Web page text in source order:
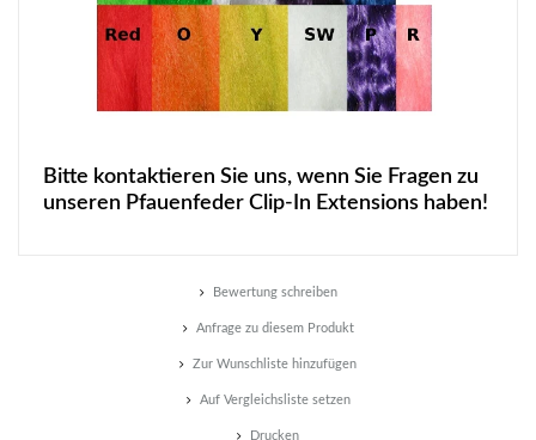
Bitte kontaktieren Sie uns, wenn Sie Fragen zu
unseren Pfauenfeder Clip-In Extensions haben!
Bewertung schreiben
Anfrage zu diesem Produkt
Zur Wunschliste hinzufügen
Auf Vergleichsliste setzen
Drucken